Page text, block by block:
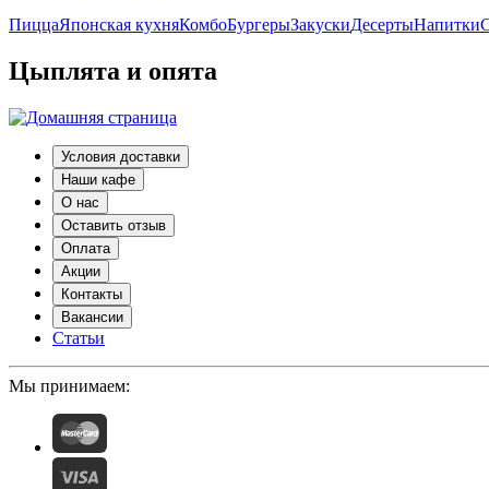
ПиццаЯпонская кухняКомбоБургерыЗакускиДесертыНапитки
Цыплята и опята
Условия доставки
Наши кафе
О нас
Оставить отзыв
Оплата
Акции
Контакты
Вакансии
Статьи
Мы принимаем: